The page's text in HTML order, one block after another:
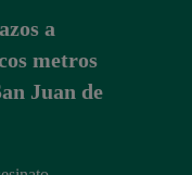
a
metros
Juan de